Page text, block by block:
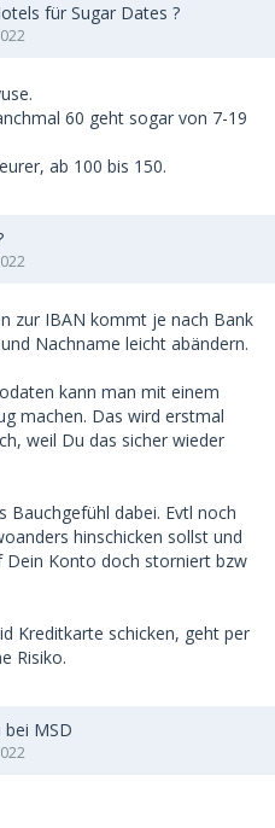
für Sugar Dates ?
60 geht sogar von 7-19
ab 100 bis 150.
zur IBAN kommt je nach Bank
Nachname leicht abändern.
kann man mit einem
machen. Das wird erstmal
weil Du das sicher wieder
dabei. Evtl noch
hinschicken sollst und
Dein Konto doch storniert bzw
Kreditkarte schicken, geht per
Risiko.
bei MSD